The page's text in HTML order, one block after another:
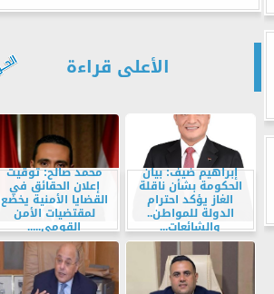
الأعلى قراءة
إبراهيم ضيف: بيان
الحكومة بشأن ناقلة
الغاز يؤكد احترام
الدولة للمواطن..
والشائعات...
محمد صالح: توقيت
إعلان الحقائق في
القضايا الأمنية يخضع
لمقتضيات الأمن
القومي.....